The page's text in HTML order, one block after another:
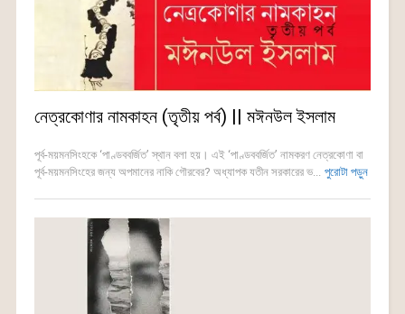
নেত্রকোণার নামকাহন (তৃতীয় পর্ব) || মঈনউল ইসলাম
পূর্ব-ময়মনসিংহকে ‘পাণ্ডববর্জিত’ স্থান বলা হয়। এই ‘পাণ্ডববর্জিত’ নামকরণ নেত্রকোণা বা
পূর্ব-ময়মনসিংহের জন্য অপমানের নাকি গৌরবের? অধ্যাপক যতীন সরকারের ভ... পুরোটা পড়ুন